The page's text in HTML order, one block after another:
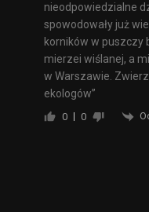
nieodpowiedzialne
spowodowały już
korników w puszczy
mierzei wiślanej, a
w Warszawie.
ekologów”
0 0